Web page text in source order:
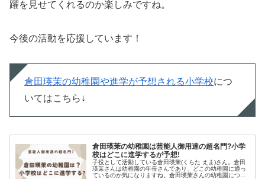
躍を見せてくれるのか楽しみですね。
今後の活動を応援しています！
倉田瑛茉の幼稚園や進学が予想される小学校につ
いてはこちら↓
倉田瑛茉の幼稚園は芸能人御用達の超名門?小学
校はどこに進学するが予想!
子役として活動している倉田瑛茉(くらた えま)さん。倉田
瑛茉さんは幼稚園の年長さんであり、どこの幼稚園に通っ
ているのか気になりますね。倉田瑛茉さんの幼稚園につい